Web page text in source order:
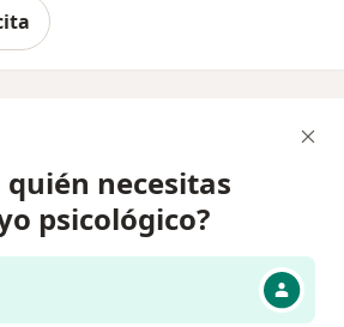
quién necesitas
psicológico?